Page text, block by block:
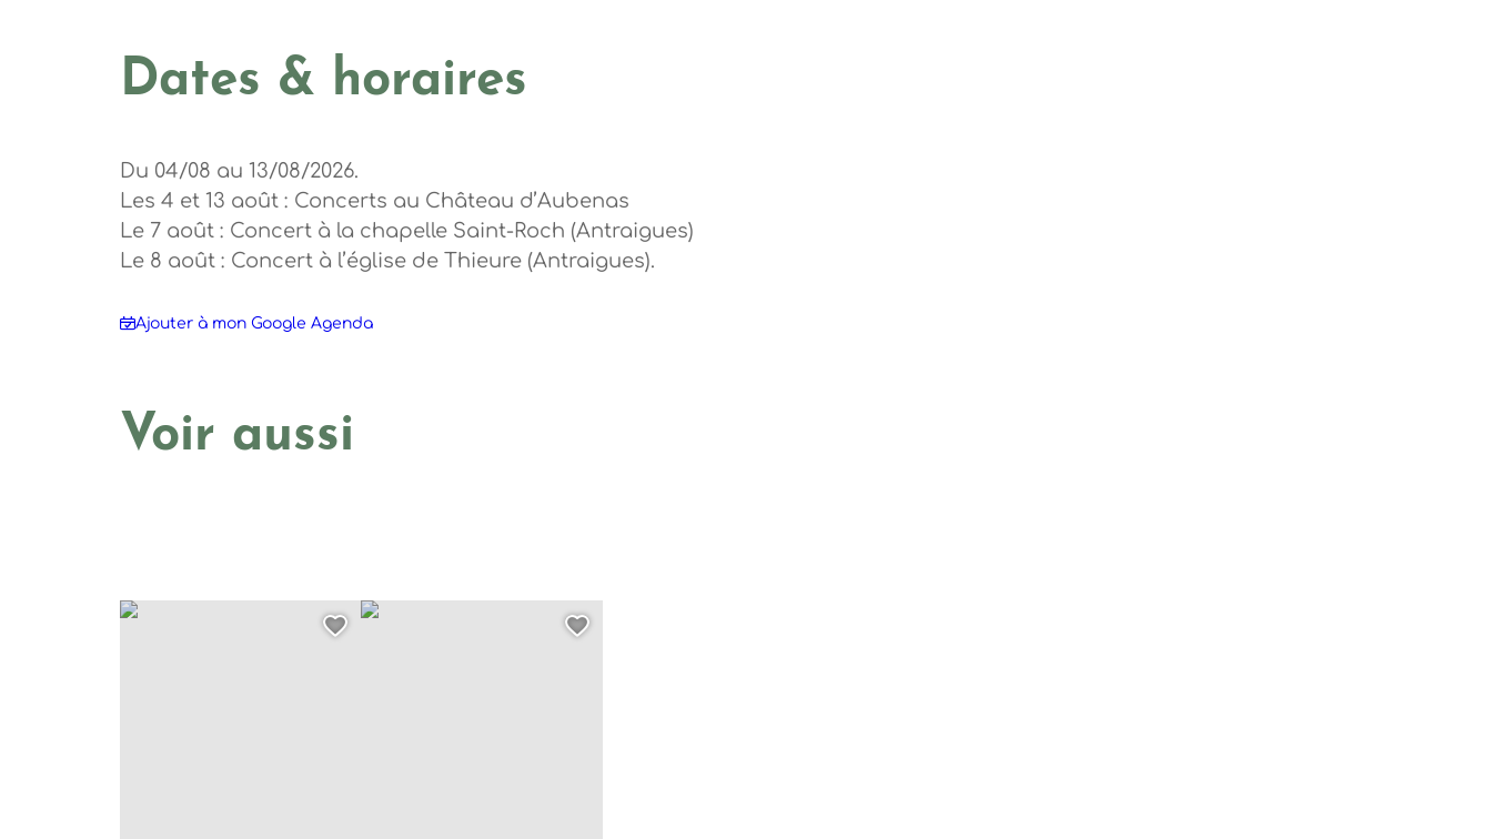
Dates & horaires
Du 04/08 au 13/08/2026.
Les 4 et 13 août : Concerts au Château d’Aubenas
Le 7 août : Concert à la chapelle Saint-Roch (Antraigues)
Le 8 août : Concert à l’église de Thieure (Antraigues).
Ajouter à mon Google Agenda
Voir aussi
Katok Festival à l’Église de Thieure : « Quatuor opus 18 n°3 et opus 130 » de Beethoven, © Katok
Ajouter cette page au carnet de voyage ?
Katok Festival : Concert de clôture, © Le Château d'Aubenas
Ajouter cette page au carnet de voyage ?